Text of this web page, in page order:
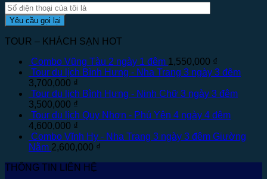
TOUR – KHÁCH SẠN HOT
Combo Vũng Tàu 2 ngày 1 đêm 1,550,000 ₫
Tour du lịch Bình Hưng - Nha Trang 3 ngày 3 đêm
3,700,000 ₫
Tour du lịch Bình Hưng - Ninh Chữ 3 ngày 3 đêm
3,500,000 ₫
Tour du lịch Quy Nhơn - Phú Yên 4 ngày 4 đêm
4,600,000 ₫
Combo Vĩnh Hy - Nha Trang 3 ngày 3 đêm Giường
Nằm 2,600,000 ₫
THÔNG TIN LIÊN HỆ